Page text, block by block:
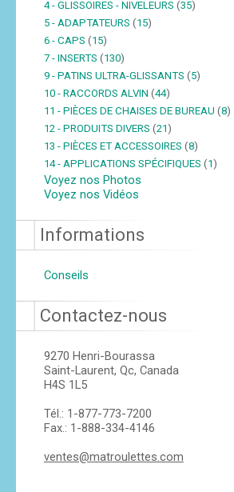
4 - GLISSOIRES - NIVELEURS (35)
5 - ADAPTATEURS (15)
6 - CAPS (15)
7 - INSERTS (130)
9 - PATINS ULTRA-GLISSANTS (5)
10 - RACCORDS ALVIN (44)
11 - PIÈCES DE CHAISES DE BUREAU (8)
12 - PRODUITS DIVERS (21)
13 - PIÈCES ET ACCESSOIRES (8)
14 - APPLICATIONS SPÉCIFIQUES (1)
Voyez nos Photos
Voyez nos Vidéos
Informations
Conseils
Contactez-nous
9270 Henri-Bourassa
Saint-Laurent, Qc, Canada
H4S 1L5
Tél.: 1-877-773-7200
Fax.: 1-888-334-4146
ventes@matroulettes.com